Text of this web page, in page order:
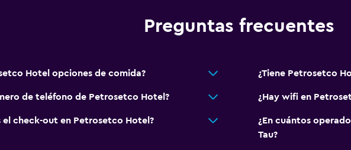
Preguntas frecuentes
Hotel opciones de comida? ¿Tiene Petrosetco
de teléfono de Petrosetco Hotel? ¿Hay wifi en
el check-out en Petrosetco Hotel?
¿En cuántos
Tau?